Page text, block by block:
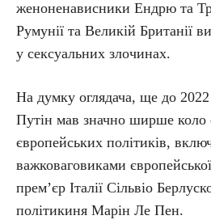
женоненависники Ендрю та
Румунії та Великій Британії
у сексуальних злочинах.
На думку оглядача, ще до
Путін мав значно ширше коло
європейських політиків,
важковаговиками
прем’єр Італії Сільвіо
політикиня Марін Ле Пен.